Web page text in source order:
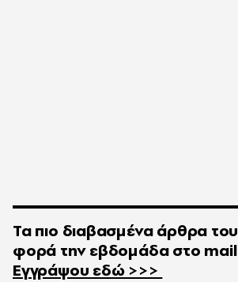
Τα πιο διαβασμένα άρθρα του
φορά την εβδομάδα στο mail
Εγγράψου εδώ >>>